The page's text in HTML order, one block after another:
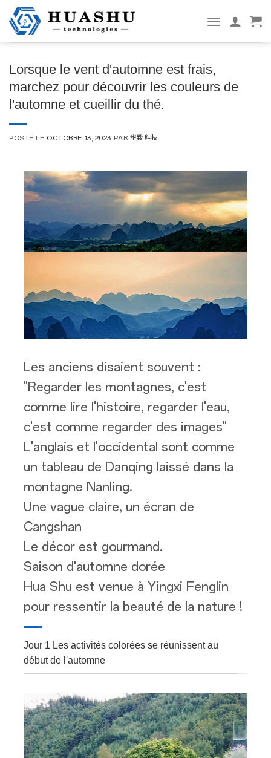
Aller
au
contenu
Lorsque le vent d'automne est frais,
marchez pour découvrir les couleurs de
l'automne et cueillir du thé.
POSTÉ LE OCTOBRE 13, 2023 PAR 华数科技
Les anciens disaient souvent :
"Regarder les montagnes, c'est
comme lire l'histoire, regarder l'eau,
c'est comme regarder des images"
L'anglais et l'occidental sont comme
un tableau de Danqing laissé dans la
montagne Nanling.
Une vague claire, un écran de
Cangshan
Le décor est gourmand.
Saison d'automne dorée
Hua Shu est venue à Yingxi Fenglin
pour ressentir la beauté de la nature !
Jour 1 Les activités colorées se réunissent au
début de l'automne